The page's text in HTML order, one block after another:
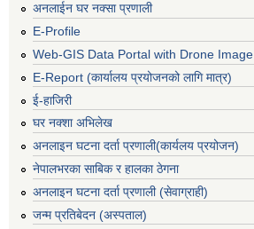
अनलाईन घर नक्सा प्रणाली
E-Profile
Web-GIS Data Portal with Drone Image
E-Report (कार्यालय प्रयोजनको लागि मात्र)
ई-हाजिरी
घर नक्शा अभिलेख
अनलाइन घटना दर्ता प्रणाली(कार्यलय प्रयोजन)
नेपालभरका साबिक र हालका ठेगना
अनलाइन घटना दर्ता प्रणाली (सेवाग्राही)
जन्म प्रतिबेदन (अस्पताल)